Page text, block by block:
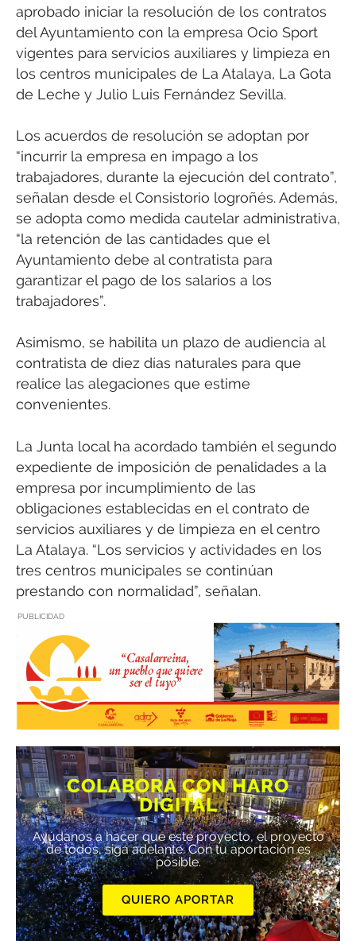
aprobado iniciar la resolución de los contratos
del Ayuntamiento con la empresa Ocio Sport
vigentes para servicios auxiliares y limpieza en
los centros municipales de La Atalaya, La Gota
de Leche y Julio Luis Fernández Sevilla.
Los acuerdos de resolución se adoptan por
“incurrir la empresa en impago a los
trabajadores, durante la ejecución del contrato”,
señalan desde el Consistorio logroñés. Además,
se adopta como medida cautelar administrativa,
“la retención de las cantidades que el
Ayuntamiento debe al contratista para
garantizar el pago de los salarios a los
trabajadores”.
Asimismo, se habilita un plazo de audiencia al
contratista de diez días naturales para que
realice las alegaciones que estime
convenientes.
La Junta local ha acordado también el segundo
expediente de imposición de penalidades a la
empresa por incumplimiento de las
obligaciones establecidas en el contrato de
servicios auxiliares y de limpieza en el centro
La Atalaya. “Los servicios y actividades en los
tres centros municipales se continúan
prestando con normalidad”, señalan.
PUBLICIDAD
COLABORA CON HARO
DIGITAL
Ayúdanos a hacer que este proyecto, el proyecto
de todos, siga adelante. Con tu aportación es
posible.
QUIERO APORTAR